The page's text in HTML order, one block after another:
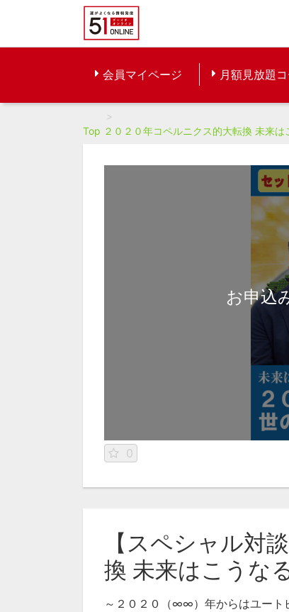
会員マイページ 月額見放題
Top ２０２０年コペルニクス的大転換 未来
お申込
0
【スペシャル対
換 未来はこうな
～２０２０（∞∞）年からはユート